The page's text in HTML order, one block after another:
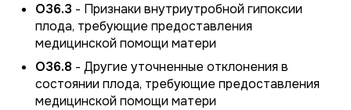
O36.3 - Признаки внутриутробной гипоксии
плода, требующие предоставления
медицинской помощи матери
O36.8 - Другие уточненные отклонения в
состоянии плода, требующие предоставления
медицинской помощи матери